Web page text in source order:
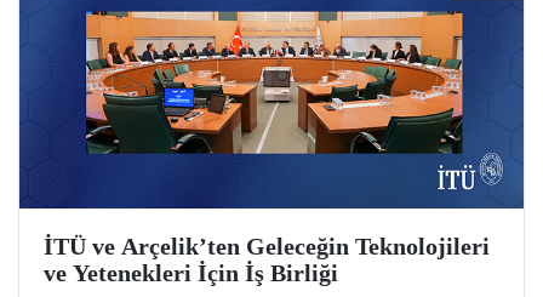
İTÜ ve Arçelik’ten Geleceğin Teknolojileri
ve Yetenekleri İçin İş Birliği